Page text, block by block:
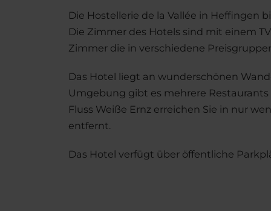
Die Hostellerie de la Vallée in Heffingen
Die Zimmer des Hotels sind mit einem
Zimmer die in verschiedene
Das Hotel liegt an wunderschönen
Umgebung gibt es mehrere
Fluss Weiße Ernz erreichen Sie in nur
entfernt.
Das Hotel verfügt über öffentliche